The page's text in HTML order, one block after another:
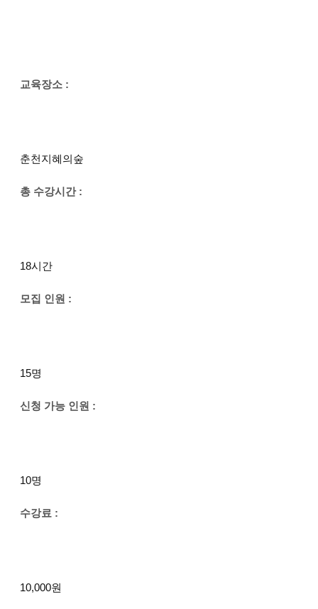
교육장소 :
춘천지혜의숲
총 수강시간 :
18시간
모집 인원 :
15명
신청 가능 인원 :
10명
수강료 :
10,000원